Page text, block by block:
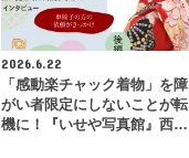
2026.6.22
「感動楽チャック着物」を障
がい者限定にしないことが転
機に！『いせや写真館』西…